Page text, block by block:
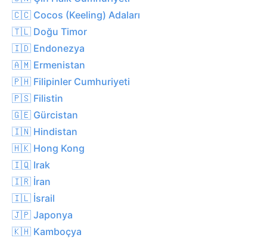
🇨🇨 Cocos (Keeling) Adaları
🇹🇱 Doğu Timor
🇮🇩 Endonezya
🇦🇲 Ermenistan
🇵🇭 Filipinler Cumhuriyeti
🇵🇸 Filistin
🇬🇪 Gürcistan
🇮🇳 Hindistan
🇭🇰 Hong Kong
🇮🇶 Irak
🇮🇷 İran
🇮🇱 İsrail
🇯🇵 Japonya
🇰🇭 Kamboçya